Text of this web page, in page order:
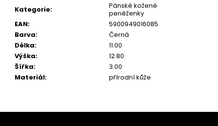
Kategorie:
Pánské kožené
peněženky
EAN:
5900949016085
Barva:
Černá
Délka:
11.00
Výška:
12.80
Šířka:
3.00
Materiál: přírodní kůže
Z